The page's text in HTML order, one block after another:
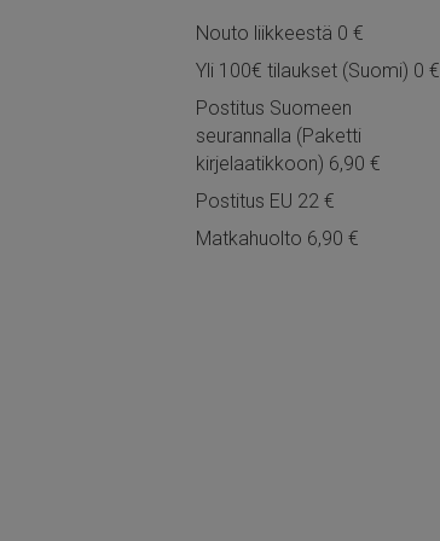
Nouto liikkeestä 0 €
Yli 100€ tilaukset (Suomi) 0 €
Postitus Suomeen
seurannalla (Paketti
kirjelaatikkoon) 6,90 €
Postitus EU 22 €
Matkahuolto 6,90 €